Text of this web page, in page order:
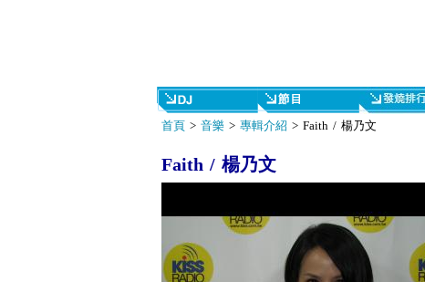
首頁> 音樂> 專輯介紹 > Faith / 楊乃文
Faith / 楊乃文